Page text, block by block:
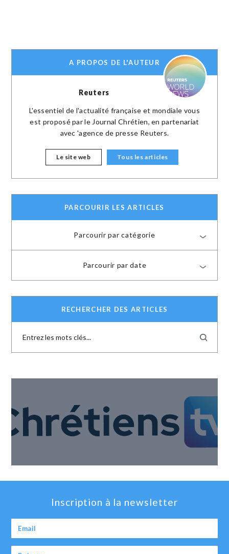
A PROPOS DE L'AUTEUR
Reuters
L'essentiel de l'actualité française et mondiale vous
est proposé par le Journal Chrétien, en partenariat
avec 'agence de presse Reuters.
Le site web Tous les articles
PARCOURIR LES ARTICLES
Parcourir par catégorie
Parcourir par date
RECHERCHER DES ARTICLES
Inscription à la newsletter